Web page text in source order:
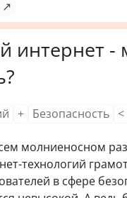
интернет -
+ Безопасность <
молниеносном
технологий
в сфере